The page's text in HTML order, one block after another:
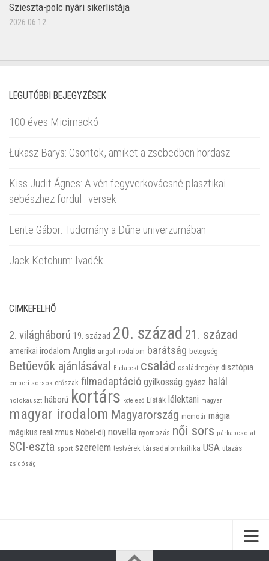
Szieszta-polc nyári sikerlistája
2026.06.12.
LEGUTÓBBI BEJEGYZÉSEK
100 éves Micimackó
Łukasz Barys: Csontok, amiket a zsebedben hordasz
Kiss Judit Ágnes: A vén fegyverkovácsné plasztikai
sebészhez fordul : versek
Lente Gábor: Tudomány a Dűne univerzumában
Jack Ketchum: Ivadék
CIMKEFELHŐ
2. világháború 19. század 20. század 21. század
amerikai irodalom Anglia angol irodalom barátság betegség
Betűevők ajánlásával Budapest család családregény disztópia
emberi sorsok erőszak filmadaptáció gyilkosság gyász halál
holokauszt háború kortárs kötelező Listák lélektani magyar
magyar irodalom Magyarország memoár mágia
mágikus realizmus Nobel-díj novella nyomozás női sors párkapcsolat
SCI-eszta sport szerelem testvérek társadalomkritika USA utazás
zsidóság